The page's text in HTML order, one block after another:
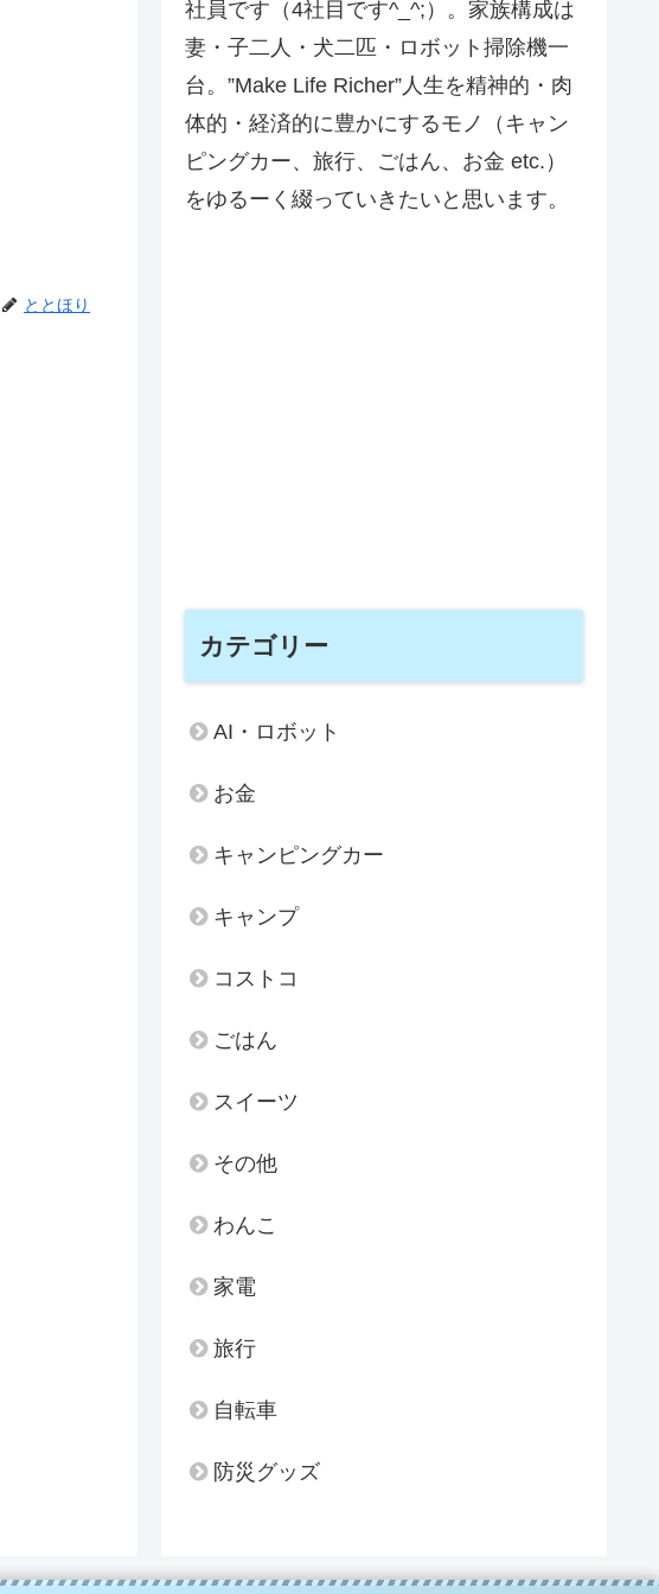
ととほり
社員です（4社目です^_^;）。家族構成は
妻・子二人・犬二匹・ロボット掃除機一
台。”Make Life Richer”人生を精神的・肉
体的・経済的に豊かにするモノ（キャン
ピングカー、旅行、ごはん、お金 etc.）
をゆるーく綴っていきたいと思います。
カテゴリー
AI・ロボット
お金
キャンピングカー
キャンプ
コストコ
ごはん
スイーツ
その他
わんこ
家電
旅行
自転車
防災グッズ